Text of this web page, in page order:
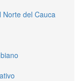
Norte del Cauca